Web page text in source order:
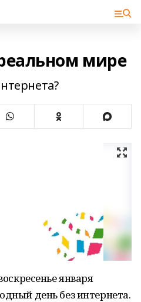
мире
января
день без интернета.